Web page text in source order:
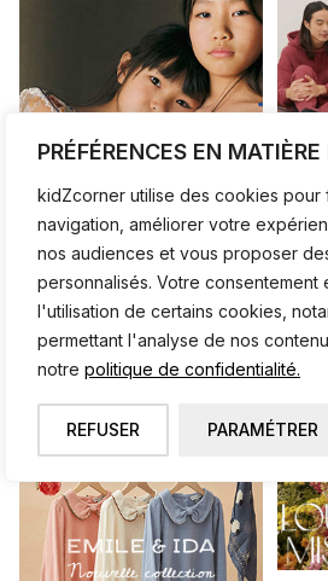
PRÉFÉRENCES EN
kidZcorner utilise des cookies pour
navigation, améliorer votre
nos audiences et vous proposer
personnalisés. Votre consentement
l'utilisation de certains cookies,
permettant l'analyse de nos
notre politique de confidentialité.
PARAMÉTRER
REFUSER